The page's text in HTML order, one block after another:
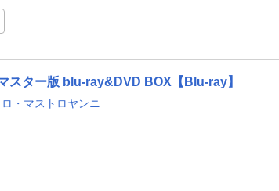
スター版 blu-ray&DVD BOX【Blu-ray】
・マストロヤンニ